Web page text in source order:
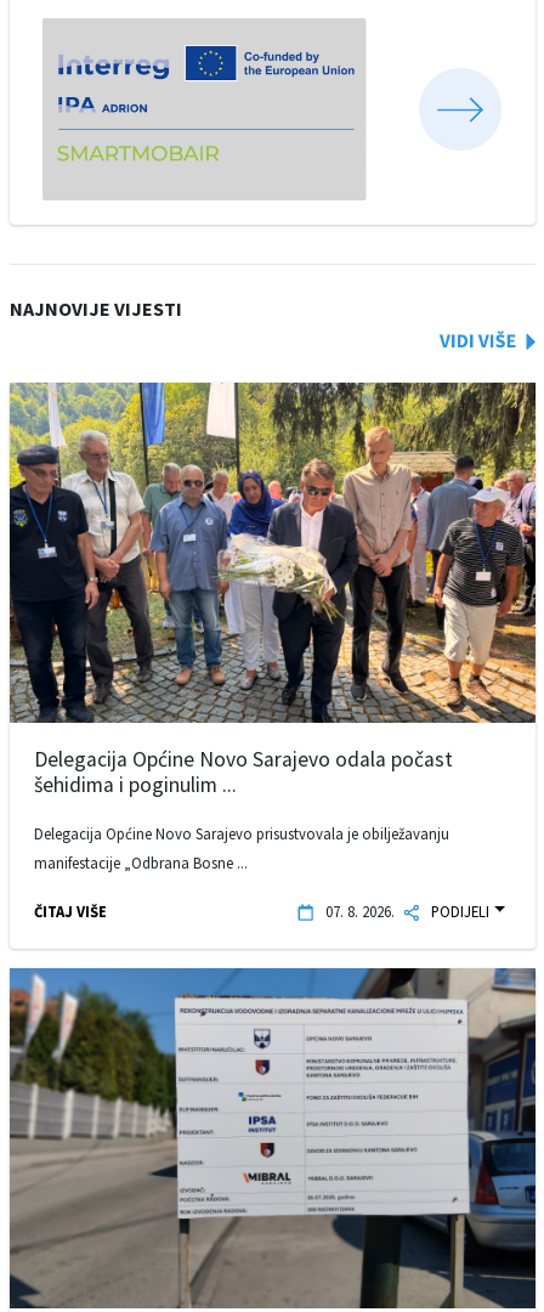
NAJNOVIJE VIJESTI
Delegacija Općine Novo Sarajevo odala počast
šehidima i poginulim ...
Delegacija Općine Novo Sarajevo prisustvovala je obilježavanju
manifestacije „Odbrana Bosne ...
ČITAJ VIŠE 07. 8. 2026. PODIJELI